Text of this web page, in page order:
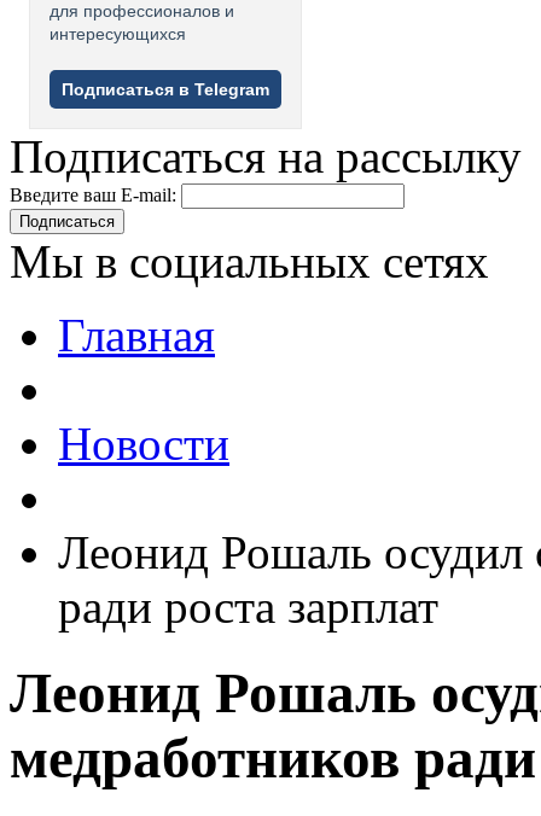
для профессионалов и
интересующихся
Подписаться в Telegram
Подписаться на рассылку
Введите ваш E-mail:
Подписаться
Мы в социальных сетях
Главная
Новости
Леонид Рошаль осудил
ради роста зарплат
Леонид Рошаль
медработников